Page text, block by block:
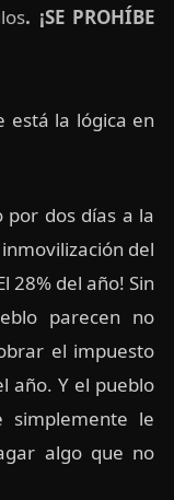
. ¡SE PROHÍBE
está la lógica en
por dos días a la
del
28% del año! Sin
parecen no
el impuesto
año. Y el pueblo
simplemente le
algo que no